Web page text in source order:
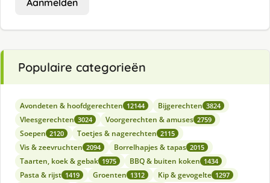
Aanmelden
Populaire categorieën
Avondeten & hoofdgerechten 12144 Bijgerechten 3824
Vleesgerechten 3024 Voorgerechten & amuses 2759
Soepen 2120 Toetjes & nagerechten 2115
Vis & zeevruchten 2094 Borrelhapjes & tapas 2015
Taarten, koek & gebak 1975 BBQ & buiten koken 1434
Pasta & rijst 1419 Groenten 1312 Kip & gevogelte 1297